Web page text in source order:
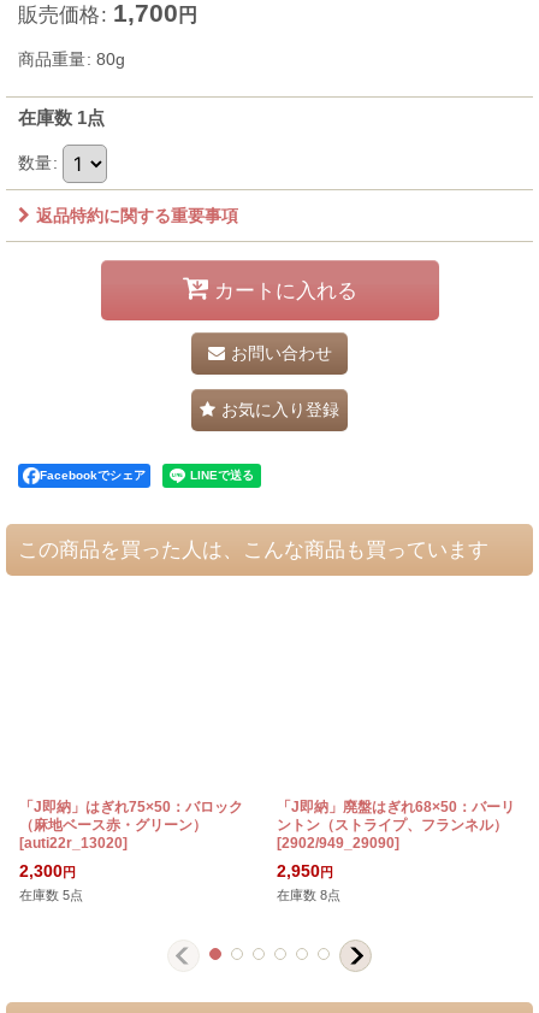
販売価格: 1,700 円
商品重量: 80g
在庫数 1点
数量:
返品特約に関する重要事項
カートに入れる
お問い合わせ
お気に入り登録
Facebookでシェア
この商品を買った人は、こんな商品も買っています
「J即納」はぎれ75×50：バロック
（麻地ベース赤・グリーン）
[auti22r_13020]
2,300円
在庫数 5点
「J即納」廃盤はぎれ68×50：バーリ
ントン（ストライプ、フランネル）
[2902/949_29090]
2,950円
在庫数 8点